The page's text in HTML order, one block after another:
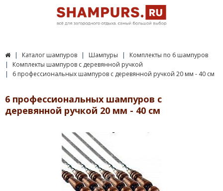
Каталог шампуров Шампуры
Комплекты по 6 шампуров
Комплекты шампуров с деревянной ручкой
6 профессиональных шампуров с деревянной ручкой 20 мм - 40 см
6 профессиональных шампуров с
деревянной ручкой 20 мм - 40 см